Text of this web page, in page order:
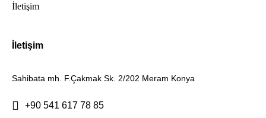
İletişim
İletişim
Sahibata mh. F.Çakmak Sk. 2/202 Meram Konya
+90 541 617 78 85